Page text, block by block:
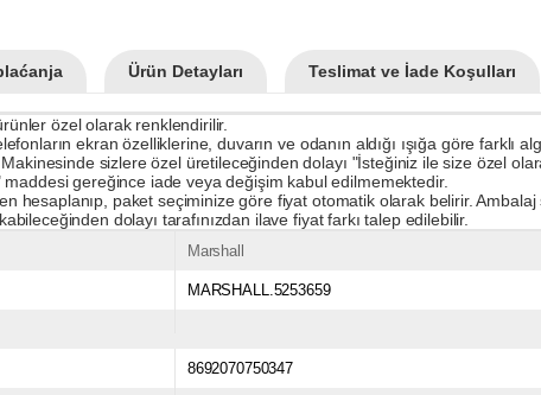
Ürün Detayları Teslimat ve İade Koşulları
özel olarak renklendirilir.
ekran özelliklerine, duvarın ve odanın aldığı ışığa göre farklı
sizlere özel üretileceğinden dolayı "İsteğiniz ile size özel
gereğince iade veya değişim kabul edilmemektedir.
hesaplanıp, paket seçiminize göre fiyat otomatik olarak belirir.
dolayı tarafınızdan ilave fiyat farkı talep edilebilir.
Marshall
MARSHALL.5253659
8692070750347